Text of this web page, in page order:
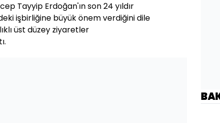
Tayyip Erdoğan'ın son 24 yıldır
işbirliğine büyük önem verdiğini dile
üst düzey ziyaretler